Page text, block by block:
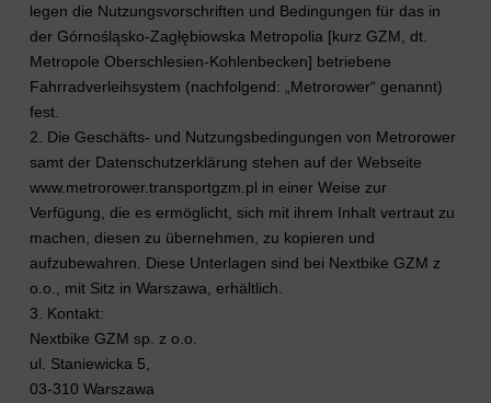
legen die Nutzungsvorschriften und Bedingungen für das in
der Górnośląsko-Zagłębiowska Metropolia [kurz GZM, dt.
Metropole Oberschlesien-Kohlenbecken] betriebene
Fahrradverleihsystem (nachfolgend: „Metrorower“ genannt)
fest.
2. Die Geschäfts- und Nutzungsbedingungen von Metrorower
samt der Datenschutzerklärung stehen auf der Webseite
www.metrorower.transportgzm.pl in einer Weise zur
Verfügung, die es ermöglicht, sich mit ihrem Inhalt vertraut zu
machen, diesen zu übernehmen, zu kopieren und
aufzubewahren. Diese Unterlagen sind bei Nextbike GZM z
o.o., mit Sitz in Warszawa, erhältlich.
3. Kontakt:
Nextbike GZM sp. z o.o.
ul. Staniewicka 5,
03-310 Warszawa